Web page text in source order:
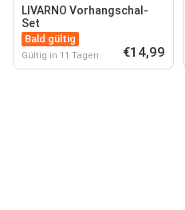
LIVARNO Vorhangschal-
Set
Bald gültig
Gültig in 11 Tagen €14,99